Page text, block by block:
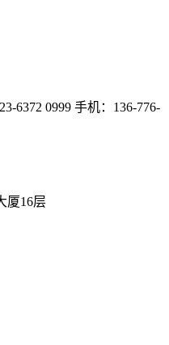
6372 0999 手机：136-776-
厦16层